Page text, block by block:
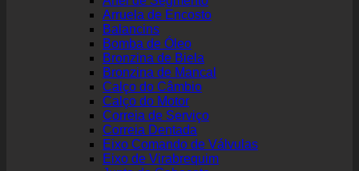
Arruela de Encosto
Balancins
Bomba de Óleo
Bronzina de Biela
Bronzina de Mancal
Calço do Câmbio
Calço do Motor
Correia de Serviço
Correia Dentada
Eixo Comando de Válvulas
Eixo de Virabrequim